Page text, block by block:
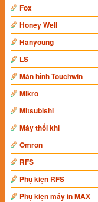
Fox
Honey Well
Hanyoung
LS
Màn hình Touchwin
Mikro
Mitsubishi
Máy thổi khí
Omron
RFS
Phụ kiện RFS
Phụ kiện máy in MAX